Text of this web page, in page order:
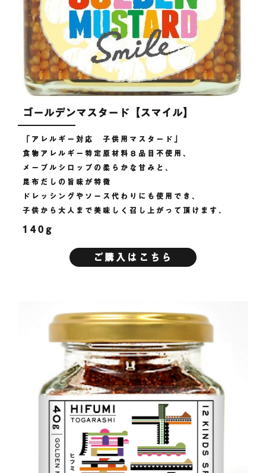
ゴールデンマスタード【スマイル】
「アレルギー対応 子供用マスタード」
食物アレルギー特定原材料８品目不使用、
メープルシロップの柔らかな甘みと、
昆布だしの旨味が特徴
ドレッシングやソース代わりにも使用でき、
子供から大人まで美味しく召し上がって頂けます。
140g
ご購入はこちら